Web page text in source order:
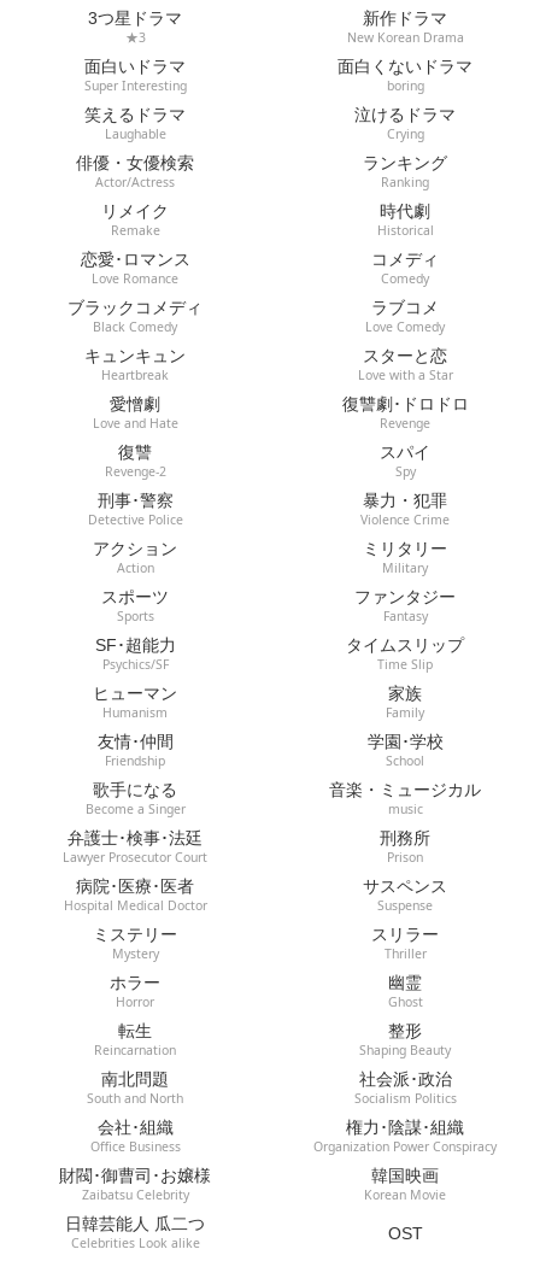
3つ星ドラマ
★3
新作ドラマ
New Korean Drama
面白いドラマ
Super Interesting
面白くないドラマ
boring
笑えるドラマ
Laughable
泣けるドラマ
Crying
俳優・女優検索
Actor/Actress
ランキング
Ranking
リメイク
Remake
時代劇
Historical
恋愛･ロマンス
Love Romance
コメディ
Comedy
ブラックコメディ
Black Comedy
ラブコメ
Love Comedy
キュンキュン
Heartbreak
スターと恋
Love with a Star
愛憎劇
Love and Hate
復讐劇･ドロドロ
Revenge
復讐
Revenge-2
スパイ
Spy
刑事･警察
Detective Police
暴力・犯罪
Violence Crime
アクション
Action
ミリタリー
Military
スポーツ
Sports
ファンタジー
Fantasy
SF･超能力
Psychics/SF
タイムスリップ
Time Slip
ヒューマン
Humanism
家族
Family
友情･仲間
Friendship
学園･学校
School
歌手になる
Become a Singer
音楽・ミュージカル
music
弁護士･検事･法廷
Lawyer Prosecutor Court
刑務所
Prison
病院･医療･医者
Hospital Medical Doctor
サスペンス
Suspense
ミステリー
Mystery
スリラー
Thriller
ホラー
Horror
幽霊
Ghost
転生
Reincarnation
整形
Shaping Beauty
南北問題
South and North
社会派･政治
Socialism Politics
会社･組織
Office Business
権力･陰謀･組織
Organization Power Conspiracy
財閥･御曹司･お嬢様
Zaibatsu Celebrity
韓国映画
Korean Movie
日韓芸能人 瓜二つ
Celebrities Look alike OST